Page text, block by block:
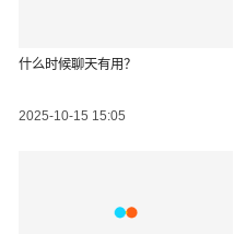
什么时候聊天有用？
2025-10-15 15:05